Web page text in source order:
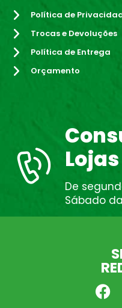
Política de
Trocas e Devoluções
Política de Entrega
Orçamento
Lojas
De
Sábado